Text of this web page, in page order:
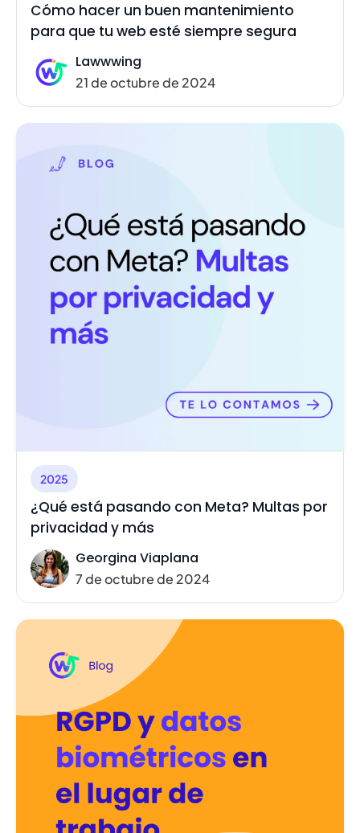
Cómo hacer un buen mantenimiento
para que tu web esté siempre segura
Lawwwing
21 de octubre de 2024
2025
¿Qué está pasando con Meta? Multas por
privacidad y más
Georgina Viaplana
7 de octubre de 2024